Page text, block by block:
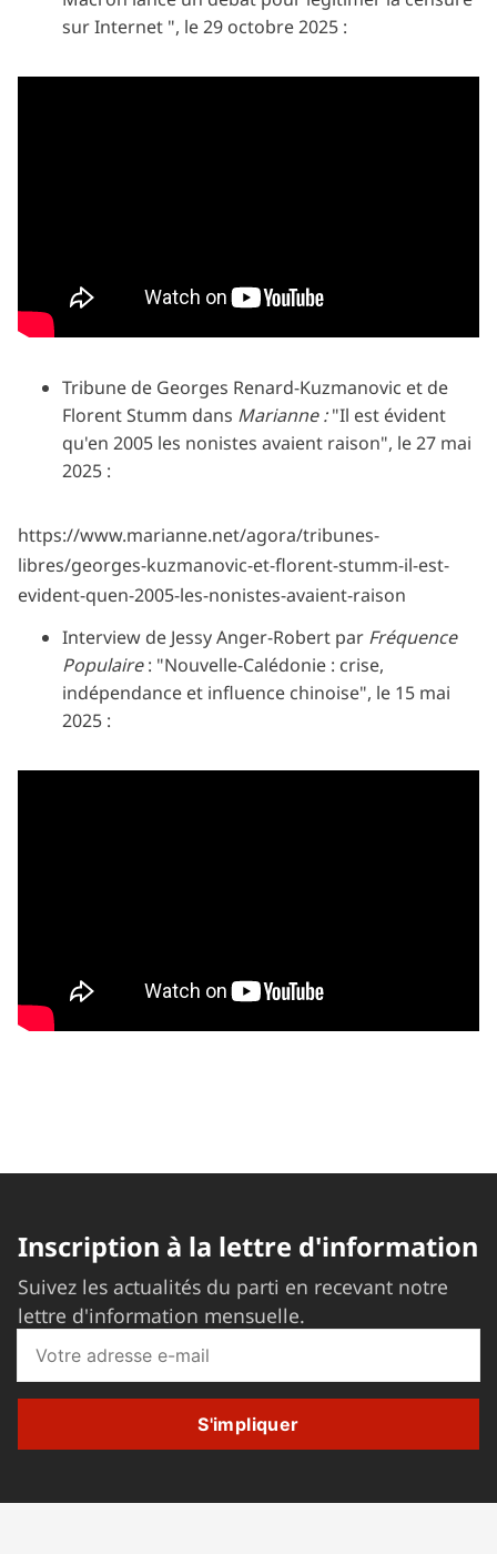
sur Internet ", le 29 octobre 2025 :
Tribune de Georges Renard-Kuzmanovic et de
Florent Stumm dans Marianne :"Il est évident
qu'en 2005 les nonistes avaient raison", le 27 mai
2025 :
https://www.marianne.net/agora/tribunes-
libres/georges-kuzmanovic-et-florent-stumm-il-est-
evident-quen-2005-les-nonistes-avaient-raison
Interview de Jessy Anger-Robert par Fréquence
Populaire: "Nouvelle-Calédonie : crise,
indépendance et influence chinoise", le 15 mai
2025 :
Inscription à la lettre d'information
Suivez les actualités du parti en recevant notre
lettre d'information mensuelle.
S'impliquer